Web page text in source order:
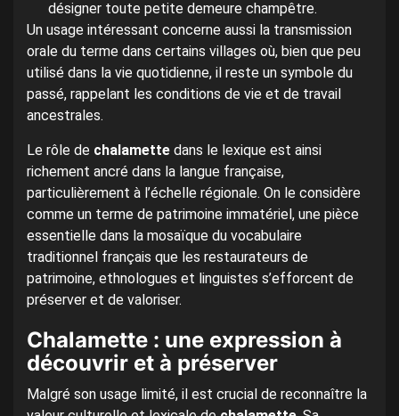
désigner toute petite demeure champêtre.
Un usage intéressant concerne aussi la transmission
orale du terme dans certains villages où, bien que peu
utilisé dans la vie quotidienne, il reste un symbole du
passé, rappelant les conditions de vie et de travail
ancestrales.
Le rôle de chalamette dans le lexique est ainsi
richement ancré dans la langue française,
particulièrement à l’échelle régionale. On le considère
comme un terme de patrimoine immatériel, une pièce
essentielle dans la mosaïque du vocabulaire
traditionnel français que les restaurateurs de
patrimoine, ethnologues et linguistes s’efforcent de
préserver et de valoriser.
Chalamette : une expression à
découvrir et à préserver
Malgré son usage limité, il est crucial de reconnaître la